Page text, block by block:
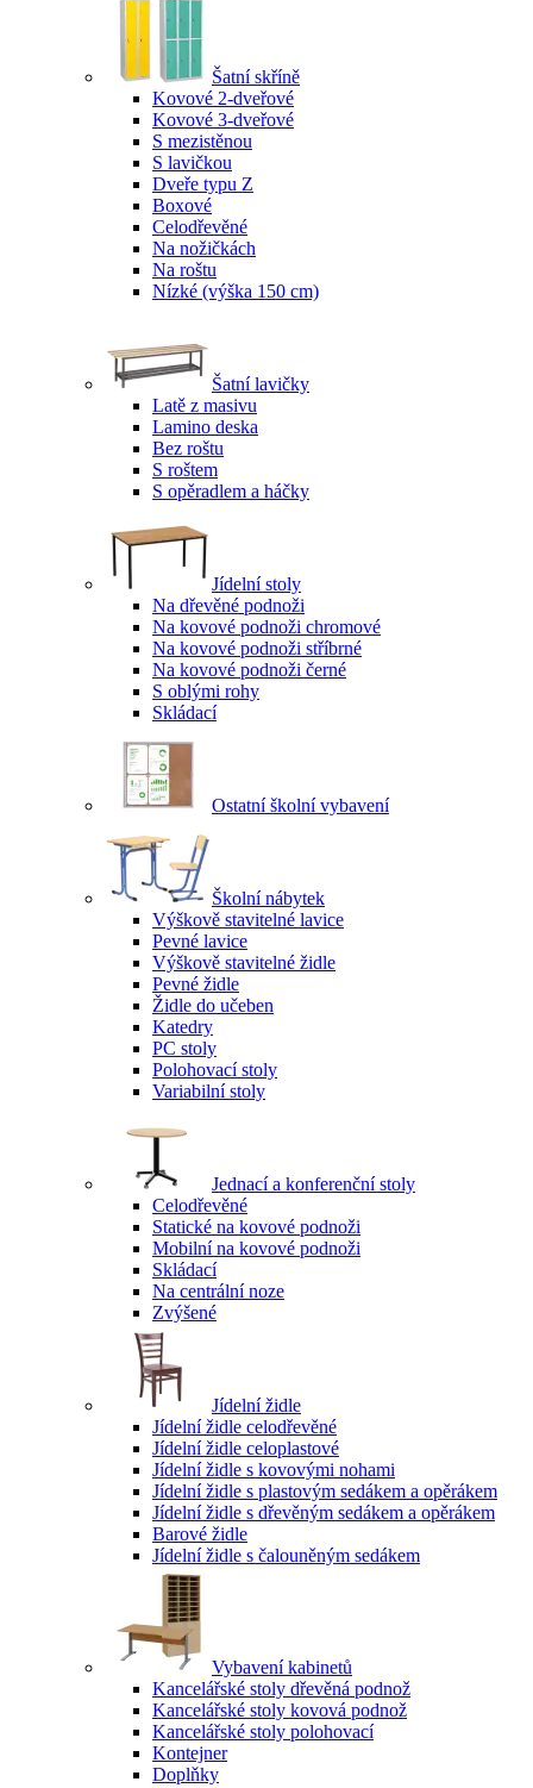
Šatní skříně
Kovové 2-dveřové
Kovové 3-dveřové
S mezistěnou
S lavičkou
Dveře typu Z
Boxové
Celodřevěné
Na nožičkách
Na roštu
Nízké (výška 150 cm)
Šatní lavičky
Latě z masivu
Lamino deska
Bez roštu
S roštem
S opěradlem a háčky
Jídelní stoly
Na dřevěné podnoži
Na kovové podnoži chromové
Na kovové podnoži stříbrné
Na kovové podnoži černé
S oblými rohy
Skládací
Ostatní školní vybavení
Školní nábytek
Výškově stavitelné lavice
Pevné lavice
Výškově stavitelné židle
Pevné židle
Židle do učeben
Katedry
PC stoly
Polohovací stoly
Variabilní stoly
Jednací a konferenční stoly
Celodřevěné
Statické na kovové podnoži
Mobilní na kovové podnoži
Skládací
Na centrální noze
Zvýšené
Jídelní židle
Jídelní židle celodřevěné
Jídelní židle celoplastové
Jídelní židle s kovovými nohami
Jídelní židle s plastovým sedákem a opěrákem
Jídelní židle s dřevěným sedákem a opěrákem
Barové židle
Jídelní židle s čalouněným sedákem
Vybavení kabinetů
Kancelářské stoly dřevěná podnož
Kancelářské stoly kovová podnož
Kancelářské stoly polohovací
Kontejner
Doplňky